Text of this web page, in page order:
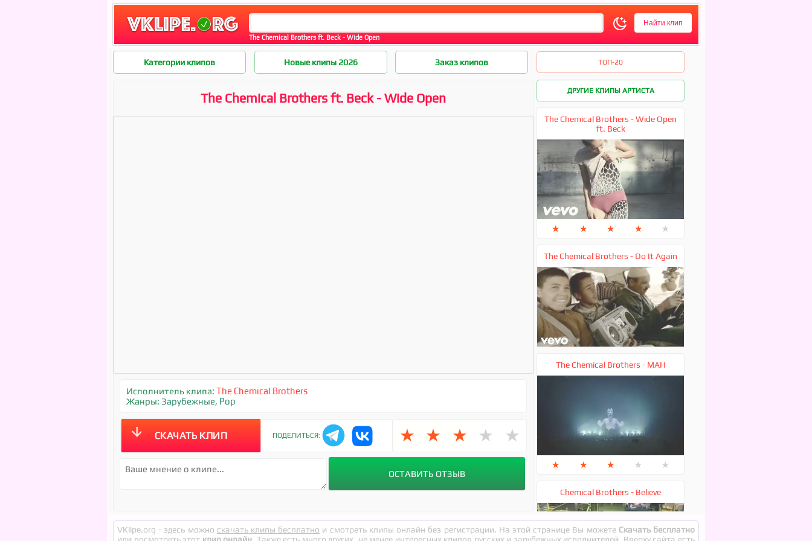
The Chemical Brothers ft. Beck - Wide Open
Категории клипов Новые клипы 2026 Заказ клипов ТОП-20
The Chemical Brothers ft. Beck - Wide Open
Исполнитель клипа: The Chemical Brothers
Жанры: Зарубежные, Pop
СКАЧАТЬ КЛИП ПОДЕЛИТЬСЯ: ★ ★ ★ ★ ★
ДРУГИЕ КЛИПЫ АРТИСТА
The Chemical Brothers - Wide Open
ft. Beck
★ ★ ★ ★ ★
The Chemical Brothers - Do It Again
The Chemical Brothers - MAH
★ ★ ★ ★ ★
Chemical Brothers - Believe
VKlipe.org - здесь можно скачать клипы бесплатно и смотреть клипы онлайн без регистрации. На этой странице Вы можете Скачать бесплатно